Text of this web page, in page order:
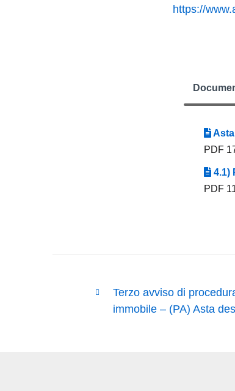
https://
PDF
4.1)
PDF
Terzo avviso di
immobile – (PA) Asta